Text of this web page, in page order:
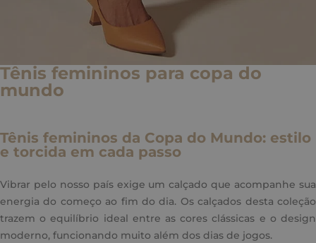
Tênis femininos para copa do
mundo
Tênis femininos da Copa do Mundo: estilo
e torcida em cada passo
Vibrar pelo nosso país exige um calçado que acompanhe sua
energia do começo ao fim do dia. Os calçados desta coleção
trazem o equilíbrio ideal entre as cores clássicas e o design
moderno, funcionando muito além dos dias de jogos.